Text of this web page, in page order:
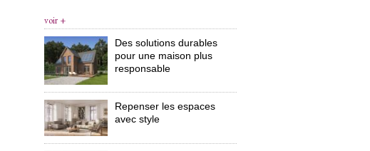
voir +
Des solutions durables
pour une maison plus
responsable
Repenser les espaces
avec style